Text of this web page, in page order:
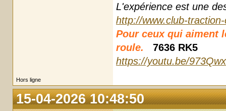
L'expérience est une
http://www.club-
Pour ceux qui aiment
roule.
7636 RK5
https://youtu.be/
Hors ligne
15-04-2026 10:48:50